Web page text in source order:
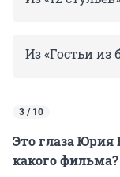
Из «Гостьи из
3 / 10
Это глаза Юрия
какого фильма?